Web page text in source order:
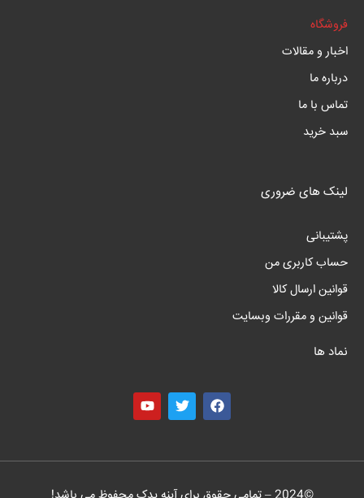
فروشگاه
اخبار و مقالات
درباره ما
تماس با ما
سبد خرید
لینک های ضروری
پشتیبانی
حساب کاربری من
قوانین ارسال کالا
قوانین و مقررات وبسایت
نماد ها